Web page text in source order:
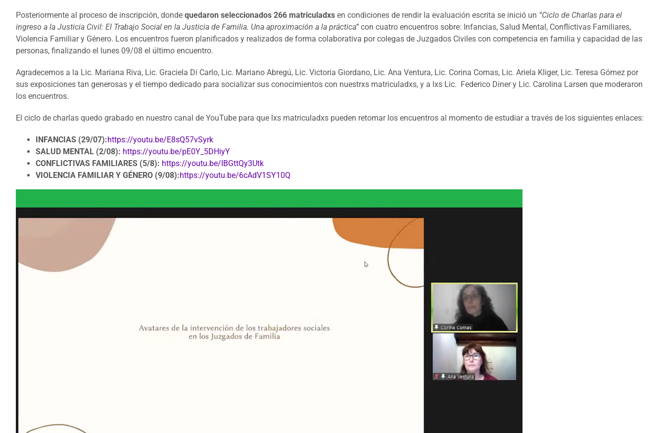
Posteriormente al proceso de inscripción, donde quedaron seleccionados 266 matriculadxs en condiciones de rendir la evaluación escrita se inició un “Ciclo de Charlas para el
ingreso a la Justicia Civil: El Trabajo Social en la Justicia de Familia. Una aproximación a la práctica” con cuatro encuentros sobre: Infancias, Salud Mental, Conflictivas Familiares,
Violencia Familiar y Género. Los encuentros fueron planificados y realizados de forma colaborativa por colegas de Juzgados Civiles con competencia en familia y capacidad de las
personas, finalizando el lunes 09/08 el último encuentro.
Agradecemos a la Lic. Mariana Riva, Lic. Graciela Di Carlo, Lic. Mariano Abregú, Lic. Victoria Giordano, Lic. Ana Ventura, Lic. Corina Comas, Lic. Ariela Kliger, Lic. Teresa Gómez por
sus exposiciones tan generosas y el tiempo dedicado para socializar sus conocimientos con nuestrxs matriculadxs, y a lxs Lic. Federico Diner y Lic. Carolina Larsen que moderaron
los encuentros.
El ciclo de charlas quedo grabado en nuestro canal de YouTube para que lxs matriculadxs pueden retomar los encuentros al momento de estudiar a través de los siguientes enlaces:
INFANCIAS (29/07):https://youtu.be/E8sQ57vSyrk
SALUD MENTAL (2/08): https://youtu.be/pE0Y_5DHiyY
CONFLICTIVAS FAMILIARES (5/8): https://youtu.be/IBGttQy3Utk
VIOLENCIA FAMILIAR Y GÉNERO (9/08):https://youtu.be/6cAdV1SY10Q